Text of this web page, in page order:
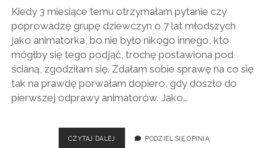
Kiedy 3 miesiące temu otrzymałam pytanie czy
poprowadzę grupę dziewczyn o 7 lat młodszych
jako animatorka, bo nie było nikogo innego, kto
mógłby się tego podjąć, trochę postawiona pod
ścianą, zgodziłam się. Zdałam sobie sprawę na co się
tak na prawdę porwałam dopiero, gdy doszło do
pierwszej odprawy animatorów. Jako…
CZYTAJ DALEJ WDZIĘCZNOŚĆPODZIEL SIĘ OPINIĄ